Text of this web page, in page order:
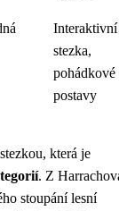
Interaktivní
stezka,
pohádkové
postavy
která je
. Z
stoupání lesní